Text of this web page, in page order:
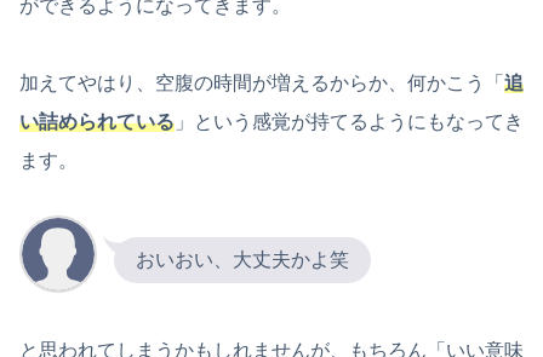
ができるようになってきます。
加えてやはり、空腹の時間が増えるからか、何かこう「 追
い詰められている 」という感覚が持てるようにもなってき
ます。
おいおい、大丈夫かよ笑
と思われてしまうかもしれませんが、もちろん「いい意味